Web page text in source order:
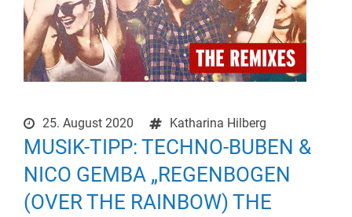
25. August 2020 Katharina Hilberg
MUSIK-TIPP: TECHNO-BUBEN &
NICO GEMBA „REGENBOGEN
(OVER THE RAINBOW) THE